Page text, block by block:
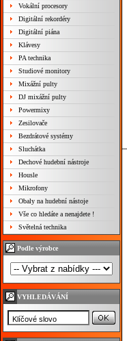
Vokální procesory
Digitální rekordéry
Digitální piána
Klávesy
PA technika
Studiové monitory
Mixážní pulty
DJ mixážní pulty
Powermixy
Zesilovače
Bezdrátové systémy
Sluchátka
Dechové hudební nástroje
Housle
Mikrofony
Obaly na hudební nástoje
Vše co hledáte a nenajdete !
Světelná technika
Podle výrobce
VYHLEDÁVÁNÍ